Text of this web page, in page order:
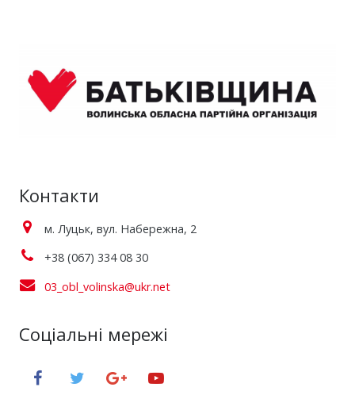
Контакти
м. Луцьк, вул. Набережна, 2
+38 (067) 334 08 30
03_obl_volinska@ukr.net
Соціальні мережі